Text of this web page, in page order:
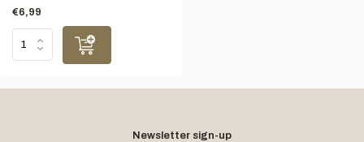
€6,99
Newsletter sign-up